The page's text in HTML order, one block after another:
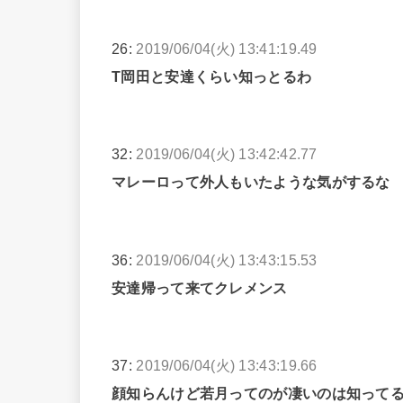
26: 2019/06/04(火) 13:41:19.49
T岡田と安達くらい知っとるわ
32: 2019/06/04(火) 13:42:42.77
マレーロって外人もいたような気がするな
36: 2019/06/04(火) 13:43:15.53
安達帰って来てクレメンス
37: 2019/06/04(火) 13:43:19.66
顔知らんけど若月ってのが凄いのは知って